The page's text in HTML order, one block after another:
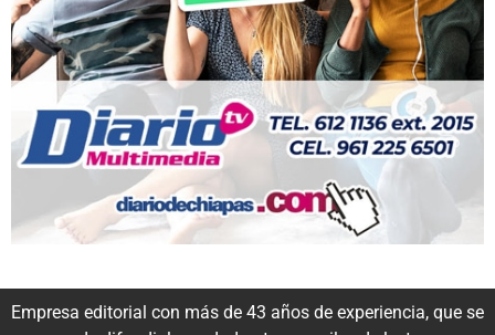
Empresa editorial con más de 43 años de experiencia, que se